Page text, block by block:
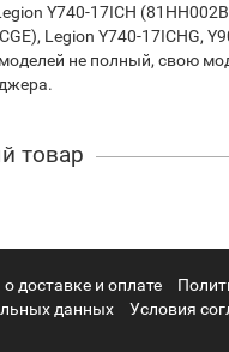
Y740-17ICH
Legion Y740-17ICHG,
не полный, свою
товар
доставке и оплате
данных
Условия